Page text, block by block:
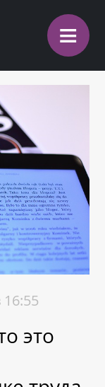
≡
16:55
это